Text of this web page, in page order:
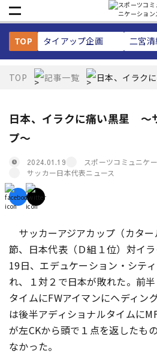
TOP タイアップ企画 二宮
TOP 記事一覧 日本、イラク
日本、イラクに痛い黒星 ～
プ～
2024.01.19
スポーツコミュニケ
サッカー日本代表ニュース
サッカーアジアカップ（カター
節、日本代表（Ｄ組１位）対イ
19日、エデュケーション・シテ
れ、１対２で日本が敗れた。前
タイムにFWアイマンにヘディン
は後半アディショナルタイムに
が左CKから頭で１点を返したも
なかった。